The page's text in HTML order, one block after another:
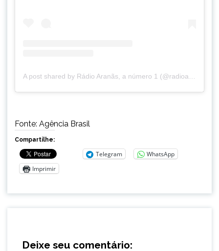
A post shared by Rádio Aranãs, a número 1 (@radioaranas)
Fonte: Agência Brasil
Compartilhe:
Telegram
WhatsApp
Imprimir
Deixe seu comentário: